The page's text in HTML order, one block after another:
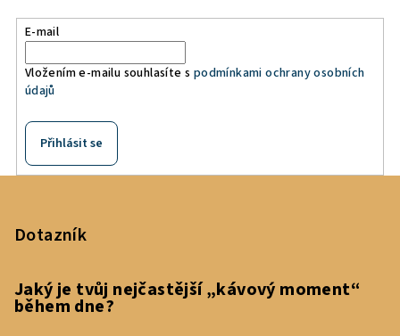
E-mail
Vložením e-mailu souhlasíte s podmínkami ochrany osobních
údajů
Přihlásit se
Dotazník
Jaký je tvůj nejčastější „kávový moment“
během dne?